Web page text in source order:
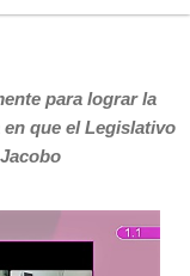
para lograr la
que el Legislativo